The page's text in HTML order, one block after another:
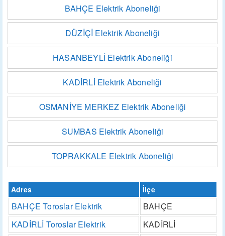
BAHÇE Elektrik Aboneliği
DÜZİÇİ Elektrik Aboneliği
HASANBEYLİ Elektrik Aboneliği
KADİRLİ Elektrik Aboneliği
OSMANİYE MERKEZ Elektrik Aboneliği
SUMBAS Elektrik Aboneliği
TOPRAKKALE Elektrik Aboneliği
Adres İlçe
BAHÇE Toroslar Elektrik
BAHÇE
KADİRLİ Toroslar Elektrik
KADİRLİ